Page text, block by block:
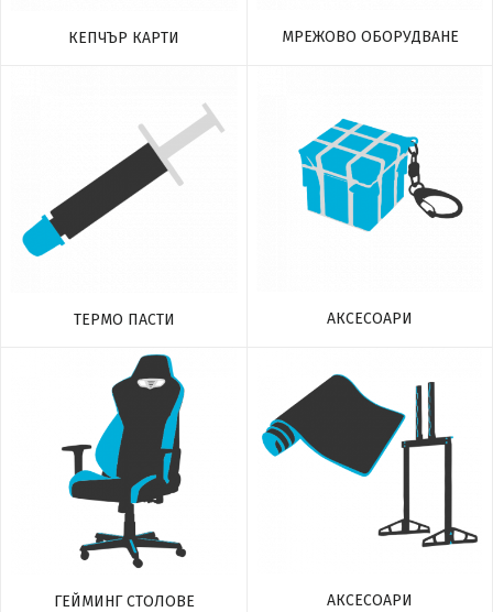
КЕПЧЪР КАРТИ МРЕЖОВО ОБОРУДВАНЕ
ТЕРМО ПАСТИ АКСЕСОАРИ
ГЕЙМИНГ СТОЛОВЕ АКСЕСОАРИ